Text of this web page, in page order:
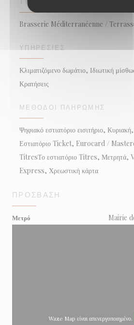
Brasserie Méditerranéenne /
ΥΠΗΡΕΣΊΕΣ
Κλιματιζόμενο δωμάτιο, Ιδιωτική
Κρατήσεις
ΜΈΘΟΔΟΙ ΠΛΗΡΩΜΉΣ
Ψηφιακό εστιατόριο εισιτήριο,
Εστιατόριο Ticket, Eurocard /
TitresΤο εστιατόριο Titres, Μετρητά,
Express, Χρεωστική κάρτα
ΠΡΌΣΒΑΣΗ
Μετρό Mairie
Waze Map είναι απενεργοποιημένο.